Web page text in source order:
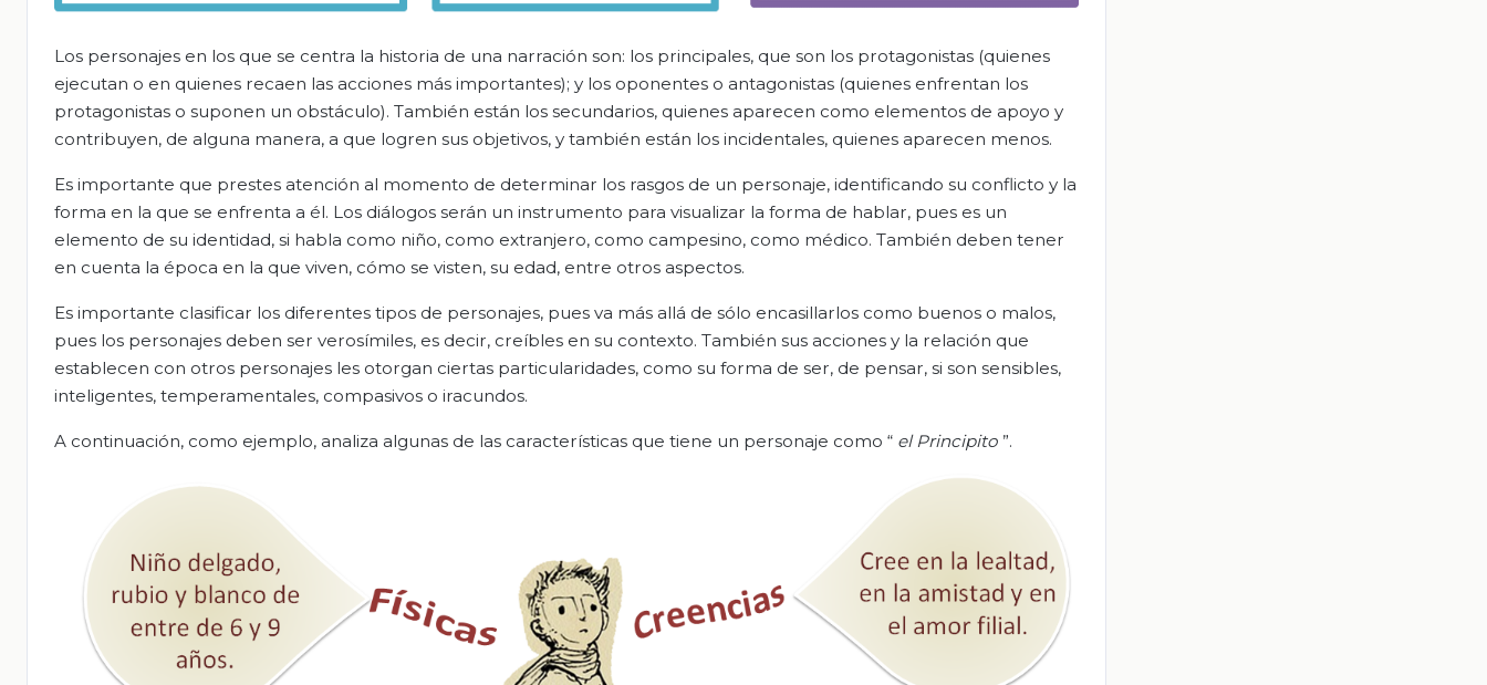
Los personajes en los que se centra la historia de una narración son: los principales, que son los protagonistas (quienes
ejecutan o en quienes recaen las acciones más importantes); y los oponentes o antagonistas (quienes enfrentan los
protagonistas o suponen un obstáculo). También están los secundarios, quienes aparecen como elementos de apoyo y
contribuyen, de alguna manera, a que logren sus objetivos, y también están los incidentales, quienes aparecen menos.
Es importante que prestes atención al momento de determinar los rasgos de un personaje, identificando su conflicto y la
forma en la que se enfrenta a él. Los diálogos serán un instrumento para visualizar la forma de hablar, pues es un
elemento de su identidad, si habla como niño, como extranjero, como campesino, como médico. También deben tener
en cuenta la época en la que viven, cómo se visten, su edad, entre otros aspectos.
Es importante clasificar los diferentes tipos de personajes, pues va más allá de sólo encasillarlos como buenos o malos,
pues los personajes deben ser verosímiles, es decir, creíbles en su contexto. También sus acciones y la relación que
establecen con otros personajes les otorgan ciertas particularidades, como su forma de ser, de pensar, si son sensibles,
inteligentes, temperamentales, compasivos o iracundos.
A continuación, como ejemplo, analiza algunas de las características que tiene un personaje como “ el Principito ”.